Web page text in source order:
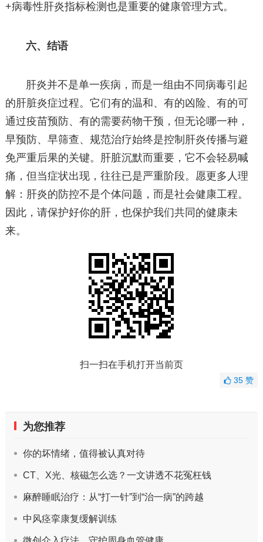
+病毒性肝炎指标检测也是重要的健康管理方式。
六、结语
肝炎并不是单一疾病，而是一组由不同病毒引起
的肝脏炎症过程。它们有的温和、有的凶险、有的可
通过疫苗预防、有的需要药物干预，但无论哪一种，
早预防、早筛查、规范治疗始终是控制肝炎传播与避
免严重后果的关键。肝脏沉默而重要，它不会轻易喊
痛，但当症状出现，往往已是严重阶段。愿更多人理
解：肝炎的防控不是个体问题，而是社会健康工程。
因此，请保护好你的肝，也保护我们共同的健康未
来。
扫一扫在手机打开当前页
35赞
为您推荐
你的坏情绪，值得被认真对待
CT、X光、核磁怎么选？一文讲透不花冤枉钱
麻醉睡眠治疗：从“打一针”到“治一病”的跨越
中风痉挛康复缓解训练